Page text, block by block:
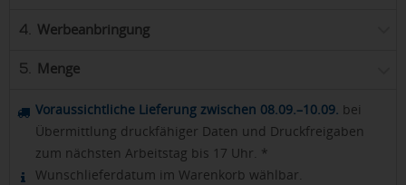
4. Werbeanbringung
5. Menge
Voraussichtliche Lieferung zwischen 08.09.–10.09. bei
Übermittlung druckfähiger Daten und Druckfreigaben
zum nächsten Arbeitstag bis 17 Uhr. *
Wunschlieferdatum im Warenkorb wählbar.